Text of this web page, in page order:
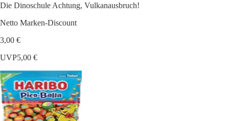
Die Dinoschule Achtung, Vulkanausbruch!
Netto Marken-Discount
3,00 €
UVP5,00 €